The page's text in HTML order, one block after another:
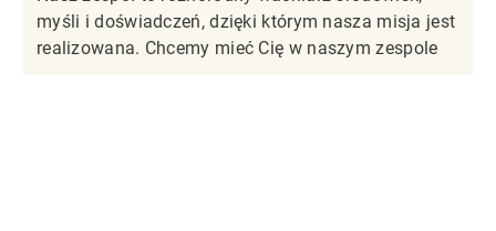
myśli i doświadczeń, dzięki którym nasza misja jest
realizowana. Chcemy mieć Cię w naszym zespole